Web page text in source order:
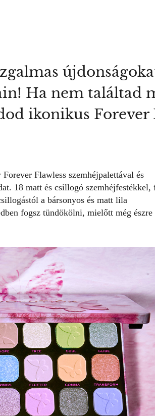
Ha nem találtad
ikonikus Forever
Flawless szemhéjpalettával és
18 matt és csillogó szemhéjfestékkel,
a bársonyos és matt lila
fogsz tündökölni, mielőtt még észre